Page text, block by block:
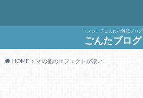
エンジニアごんたの雑記ブログ
ごんたブログ
HOME その他のエフェクトが凄い